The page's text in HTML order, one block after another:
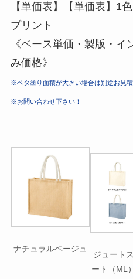
【単価表】【単価表】1
プリント
《ベース単価・製版・
み価格》
※ベタ塗り面積が大きい場合は別途お見積
※お問い合わせ下さい！
ナチュラルベージュ
ジュート
ート（ML